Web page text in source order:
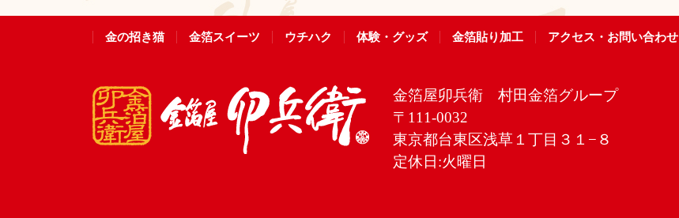
金の招き猫 金箔スイーツ ウチハク 体験・グッズ 金箔貼り加工 アクセス・お問い合わせ
金箔屋卯兵衛 村田金箔グループ
〒111-0032
東京都台東区浅草１丁目３１−８
定休日:火曜日